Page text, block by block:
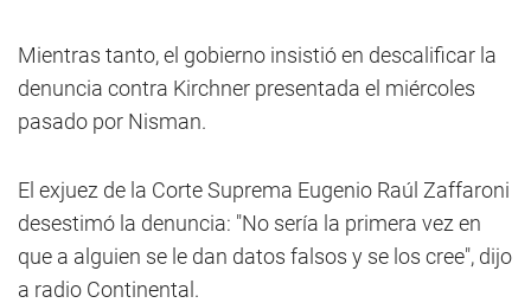
Mientras tanto, el gobierno insistió en descalificar la
denuncia contra Kirchner presentada el miércoles
pasado por Nisman.
El exjuez de la Corte Suprema Eugenio Raúl Zaffaroni
desestimó la denuncia: "No sería la primera vez en
que a alguien se le dan datos falsos y se los cree", dijo
a radio Continental.